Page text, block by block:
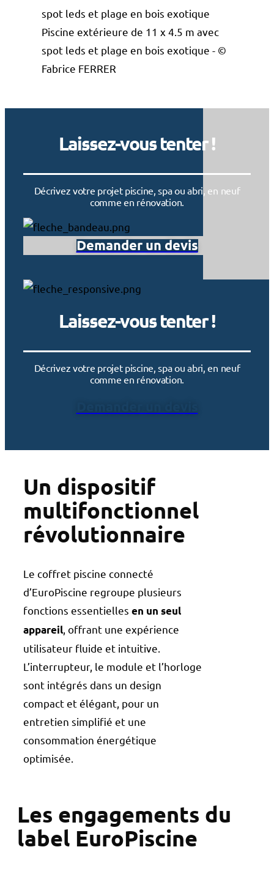
Piscine extérieure de 11 x 4.5 m avec
spot leds et plage en bois exotique - ©
Fabrice FERRER
Laissez-vous tenter !
Décrivez votre projet piscine, spa ou abri, en neuf
comme en rénovation.
Demander un devis
Laissez-vous tenter !
Décrivez votre projet piscine, spa ou abri, en neuf
comme en rénovation.
Un dispositif
multifonctionnel
révolutionnaire
Le coffret piscine connecté
d’EuroPiscine regroupe plusieurs
fonctions essentielles en un seul
appareil , offrant une expérience
utilisateur fluide et intuitive.
L’interrupteur, le module et l’horloge
sont intégrés dans un design
compact et élégant, pour un
entretien simplifié et une
consommation énergétique
optimisée.
Les engagements du
label EuroPiscine